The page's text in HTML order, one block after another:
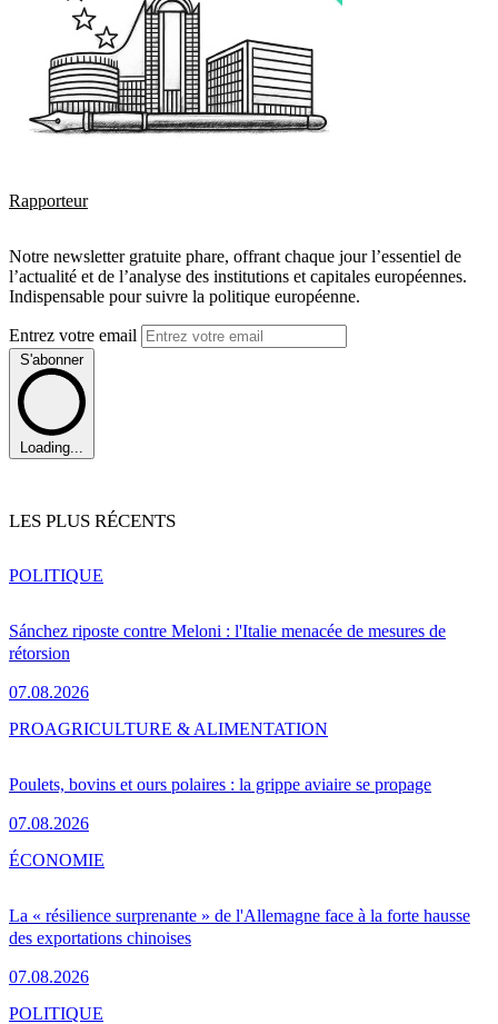
Rapporteur
Notre newsletter gratuite phare, offrant chaque jour l’essentiel de
l’actualité et de l’analyse des institutions et capitales européennes.
Indispensable pour suivre la politique européenne.
Entrez votre email
S'abonner
Loading...
LES PLUS RÉCENTS
Sánchez riposte contre Meloni : l'Italie menacée de mesures de
rétorsion
07.08.2026
POLITIQUE
Poulets, bovins et ours polaires : la grippe aviaire se propage
07.08.2026
PROAGRICULTURE & ALIMENTATION
La « résilience surprenante » de l'Allemagne face à la forte hausse
des exportations chinoises
07.08.2026
ÉCONOMIE
POLITIQUE